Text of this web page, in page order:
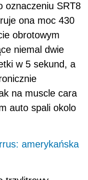
oznaczeniu SRT8
ona moc 430
obrotowym
niemal dwie
w 5 sekund, a
na muscle cara
auto spali okolo
amerykańska